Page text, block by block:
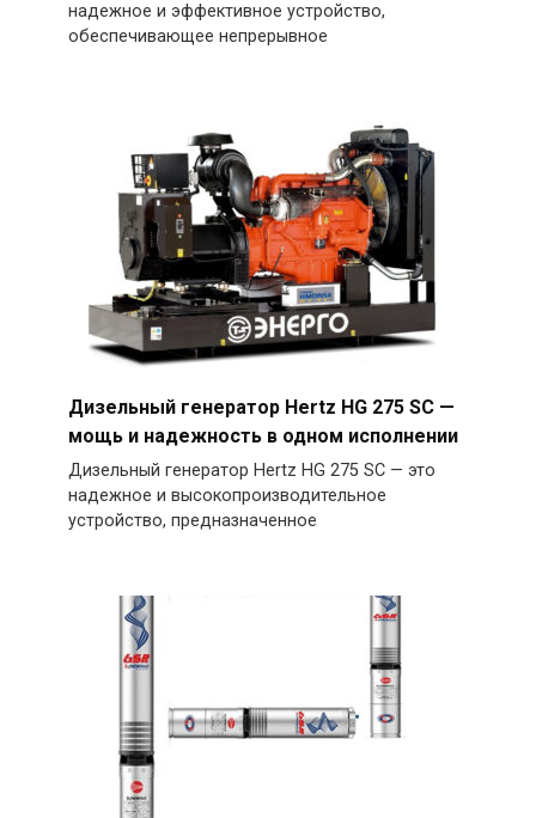
надежное и эффективное устройство,
обеспечивающее непрерывное
Дизельный генератор Hertz HG 275 SC —
мощь и надежность в одном исполнении
Дизельный генератор Hertz HG 275 SC — это
надежное и высокопроизводительное
устройство, предназначенное